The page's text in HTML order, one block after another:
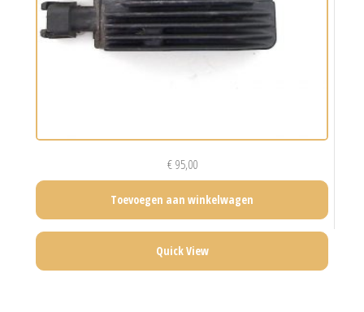
€95,00
Toevoegen aan winkelwagen
Quick View